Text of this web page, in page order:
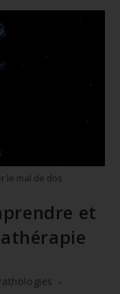
le mal de dos
et